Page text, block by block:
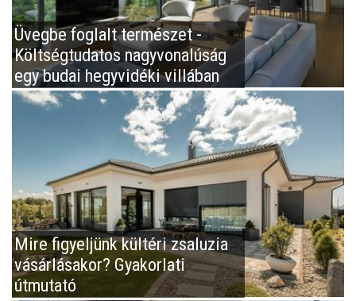
Üvegbe foglalt természet -
Költségtudatos nagyvonalúság
egy budai hegyvidéki villában
Mire figyeljünk kültéri zsaluzia
vásárlásakor? Gyakorlati
útmutató